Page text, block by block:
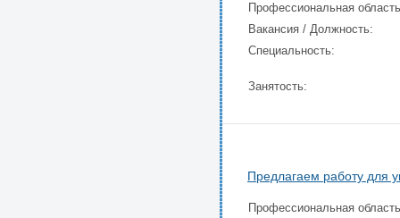
Профессиональная
Вакансия / Должность:
Специальность:
Занятость:
Предлагаем работу для
Профессиональная